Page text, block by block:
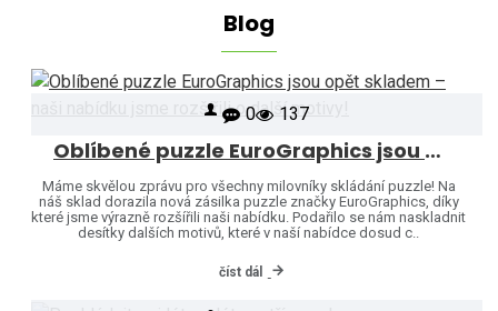
Blog
0 137
Oblíbené puzzle EuroGraphics jsou opět skladem – naši nabídku jsme rozšířili o další motivy!
Máme skvělou zprávu pro všechny milovníky skládání puzzle! Na
náš sklad dorazila nová zásilka puzzle značky EuroGraphics, díky
které jsme výrazně rozšířili naši nabídku. Podařilo se nám naskladnit
desítky dalších motivů, které v naší nabídce dosud c..
číst dál